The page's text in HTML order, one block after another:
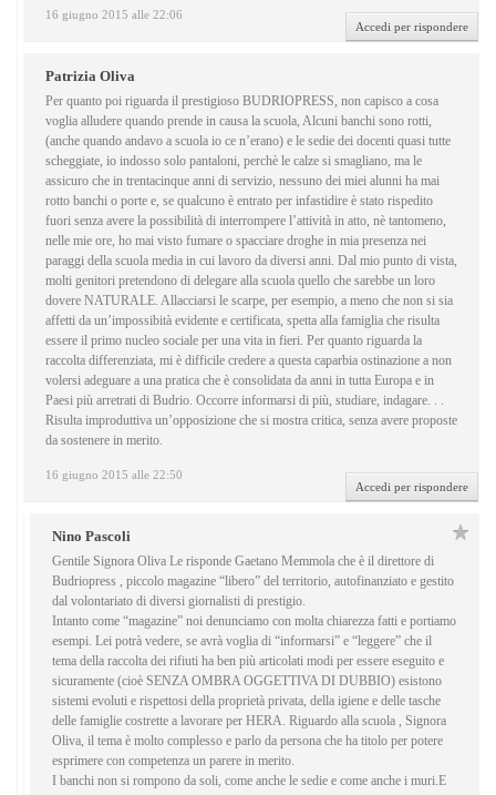
16 giugno 2015 alle 22:06
Accedi per rispondere
Patrizia Oliva
16 giugno 2015 alle 22:50
Per quanto poi riguarda il prestigioso BUDRIOPRESS, non capisco a cosa
voglia alludere quando prende in causa la scuola, Alcuni banchi sono rotti,
(anche quando andavo a scuola io ce n’erano) e le sedie dei docenti quasi tutte
scheggiate, io indosso solo pantaloni, perchè le calze si smagliano, ma le
assicuro che in trentacinque anni di servizio, nessuno dei miei alunni ha mai
rotto banchi o porte e, se qualcuno è entrato per infastidire è stato rispedito
fuori senza avere la possibilità di interrompere l’attività in atto, nè tantomeno,
nelle mie ore, ho mai visto fumare o spacciare droghe in mia presenza nei
paraggi della scuola media in cui lavoro da diversi anni. Dal mio punto di vista,
molti genitori pretendono di delegare alla scuola quello che sarebbe un loro
dovere NATURALE. Allacciarsi le scarpe, per esempio, a meno che non si sia
affetti da un’impossibità evidente e certificata, spetta alla famiglia che risulta
essere il primo nucleo sociale per una vita in fieri. Per quanto riguarda la
raccolta differenziata, mi è difficile credere a questa caparbia ostinazione a non
volersi adeguare a una pratica che è consolidata da anni in tutta Europa e in
Paesi più arretrati di Budrio. Occorre informarsi di più, studiare, indagare. . .
Risulta improduttiva un’opposizione che si mostra critica, senza avere proposte
da sostenere in merito.
Accedi per rispondere
Nino Pascoli
Gentile Signora Oliva Le risponde Gaetano Memmola che è il direttore di
Budriopress , piccolo magazine “libero” del territorio, autofinanziato e gestito
dal volontariato di diversi giornalisti di prestigio.
Intanto come “magazine” noi denunciamo con molta chiarezza fatti e portiamo
esempi. Lei potrà vedere, se avrà voglia di “informarsi” e “leggere” che il
tema della raccolta dei rifiuti ha ben più articolati modi per essere eseguito e
sicuramente (cioè SENZA OMBRA OGGETTIVA DI DUBBIO) esistono
sistemi evoluti e rispettosi della proprietà privata, della igiene e delle tasche
delle famiglie costrette a lavorare per HERA. Riguardo alla scuola , Signora
Oliva, il tema è molto complesso e parlo da persona che ha titolo per potere
esprimere con competenza un parere in merito.
I banchi non si rompono da soli, come anche le sedie e come anche i muri.E